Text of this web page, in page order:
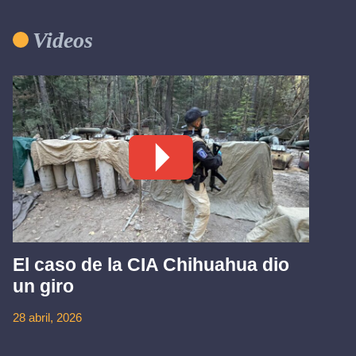
Videos
El caso de la CIA Chihuahua dio
un giro
28 abril, 2026